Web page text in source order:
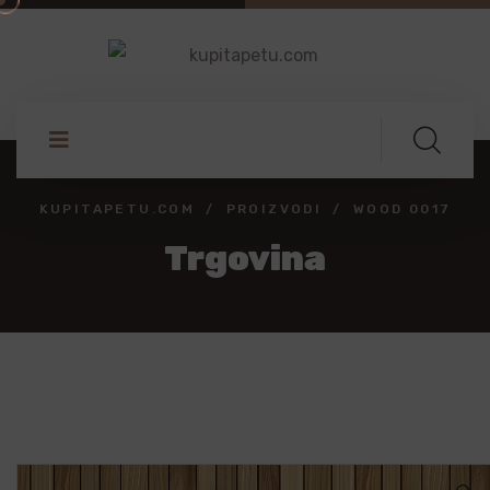
KUPITAPETU.COM PROIZVODI WOOD 0017
Trgovina